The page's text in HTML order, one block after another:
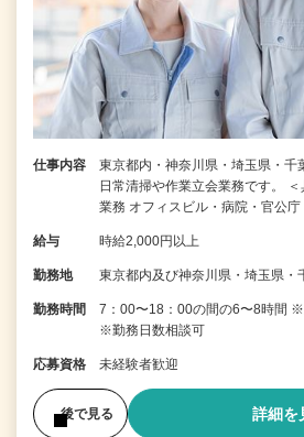
仕事内容
東京都内・神奈川県・埼玉県・千
日常清掃や作業立会業務です。
業務 オフィスビル・病院・官公庁
給与 時給2,000円以上
勤務地 東京都内及び神奈川県・埼玉県・
勤務時間
7：00〜18：00の間の6〜8時間
※勤務日数相談可
応募資格 未経験者歓迎
後で見る 詳細を